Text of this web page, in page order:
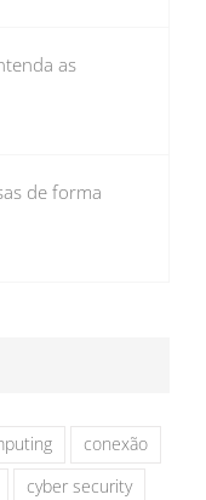
as
de forma
conexão
cyber security